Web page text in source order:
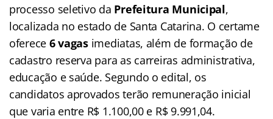
processo seletivo da Prefeitura Municipal,
localizada no estado de Santa Catarina. O certame
oferece 6 vagasimediatas, além de formação de
cadastro reserva para as carreiras administrativa,
educação e saúde. Segundo o edital, os
candidatos aprovados terão remuneração inicial
que varia entre R$ 1.100,00 e R$ 9.991,04.